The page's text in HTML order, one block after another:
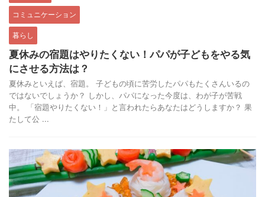
コミュニケーション
暮らし
夏休みの宿題はやりたくない！パパが子どもをやる気
にさせる方法は？
夏休みといえば、宿題。 子どもの頃に苦労したパパもたくさんいるの
ではないでしょうか？ しかし、パパになった今度は、わが子が苦戦
中。 「宿題やりたくない！」と言われたらあなたはどうしますか？ 果
たして公 ...